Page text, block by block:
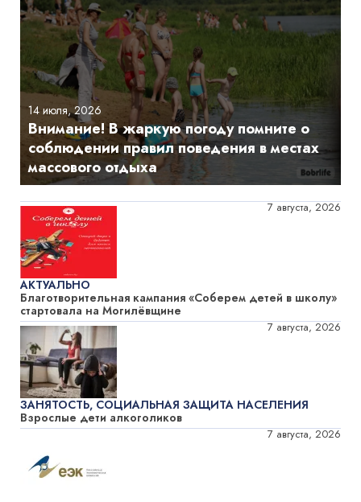
14 июля, 2026
Внимание! В жаркую погоду помните о
соблюдении правил поведения в местах
массового отдыха
7 августа, 2026
АКТУАЛЬНО
Благотворительная кампания «Соберем детей в школу»
стартовала на Могилёвщине
7 августа, 2026
ЗАНЯТОСТЬ, СОЦИАЛЬНАЯ ЗАЩИТА НАСЕЛЕНИЯ
Взрослые дети алкоголиков
7 августа, 2026